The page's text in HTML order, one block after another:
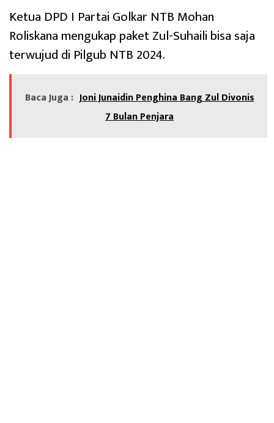
Ketua DPD I Partai Golkar NTB Mohan
Roliskana mengukap paket Zul-Suhaili bisa saja
terwujud di Pilgub NTB 2024.
Baca Juga : Joni Junaidin Penghina Bang Zul Divonis
7 Bulan Penjara